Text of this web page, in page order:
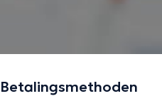
Betalingsmethoden